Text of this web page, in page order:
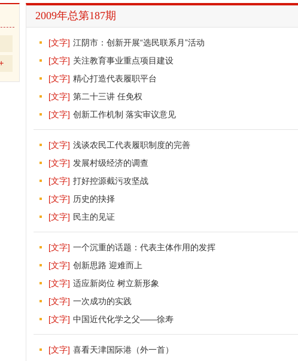
2009年总第187期
[文字] 江阴市：创新开展“选民联系月”活动
[文字] 关注教育事业重点项目建设
[文字] 精心打造代表履职平台
[文字] 第二十三讲 任免权
[文字] 创新工作机制 落实审议意见
[文字] 浅谈农民工代表履职制度的完善
[文字] 发展村级经济的调查
[文字] 打好控源截污攻坚战
[文字] 历史的抉择
[文字] 民主的见证
[文字] 一个沉重的话题：代表主体作用的发挥
[文字] 创新思路 迎难而上
[文字] 适应新岗位 树立新形象
[文字] 一次成功的实践
[文字] 中国近代化学之父——徐寿
[文字] 喜看天津国际港（外一首）